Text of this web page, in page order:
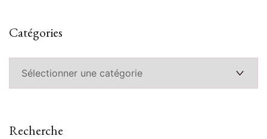
Catégories
Recherche